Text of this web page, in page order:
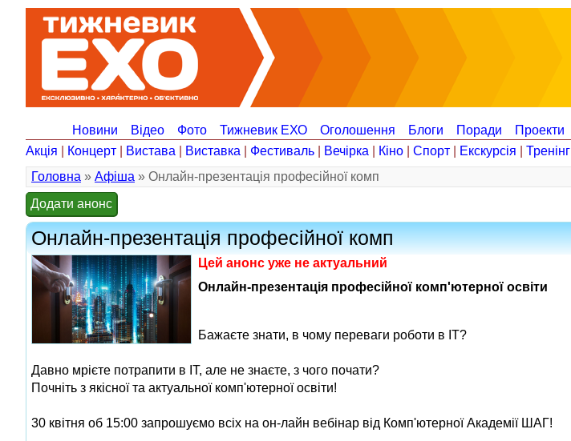
Новини Відео Фото Тижневик ЕХО Оголошення Блоги Поради
Проекти
Акція
Концерт Вистава Виставка Фестиваль Вечірка Кіно Спорт Екскурсія Тренінг
Головна » Афіша » Онлайн-презентація професійної комп
Додати анонс
Онлайн-презентація професійної комп
Цей анонс уже не актуальний
Онлайн-презентація професійної комп'ютерної освіти
Бажаєте знати, в чому переваги роботи в IT?
Давно мрієте потрапити в IT, але не знаєте, з чого почати?
Почніть з якісної та актуальної комп'ютерної освіти!
30 квітня об 15:00 запрошуємо всіх на он-лайн вебінар від Комп'ютерної Академії ШАГ!